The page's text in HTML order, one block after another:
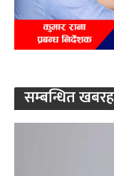
सम्बन्धित